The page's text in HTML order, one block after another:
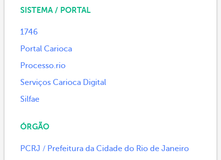
SISTEMA / PORTAL
1746
Portal Carioca
Processo.rio
Serviços Carioca Digital
Silfae
ÓRGÃO
PCRJ / Prefeitura da Cidade do Rio de Janeiro